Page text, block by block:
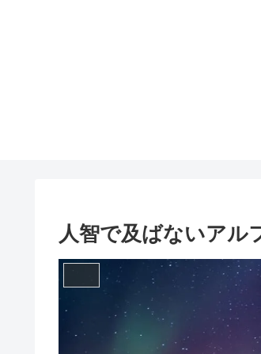
人智で及ばない